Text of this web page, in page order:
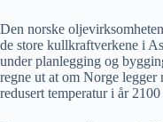
Den norske
de store kullkraftverkene i
under planlegging og
regne ut at om Norge
redusert temperatur i år